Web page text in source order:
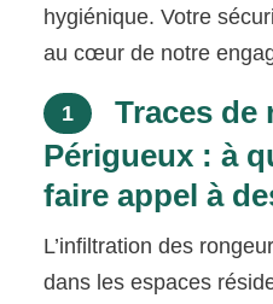
hygiénique. Votre
au cœur de notre
1
Traces de
Périgueux : à
faire appel à
L’infiltration des
dans les espaces